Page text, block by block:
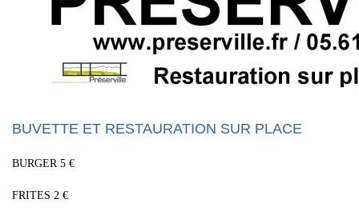
BUVETTE ET RESTAURATION SUR PLACE
BURGER 5 €
FRITES 2 €